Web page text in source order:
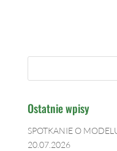
Ostatnie wpisy
SPOTKANIE O
20.07.2026